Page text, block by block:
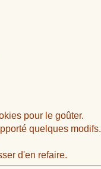
pour le goûter.
quelques modifs.
d'en refaire.